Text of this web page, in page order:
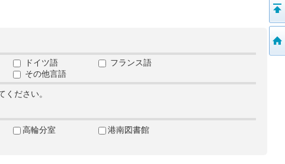
ドイツ語
フランス語
その他言語
ださい。
高輪分室
港南図書館